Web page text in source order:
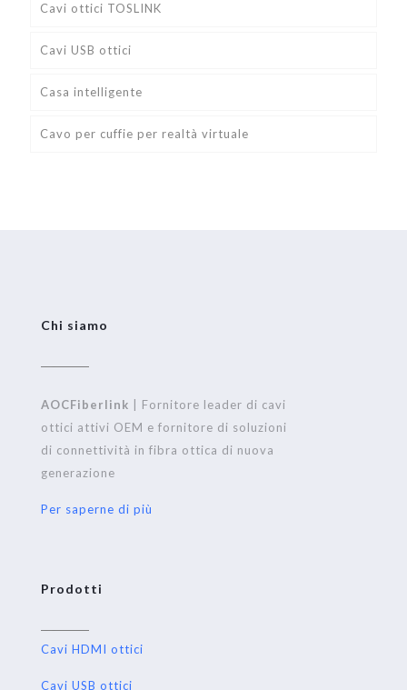
Cavi ottici TOSLINK
Cavi USB ottici
Casa intelligente
Cavo per cuffie per realtà virtuale
Chi siamo
AOCFiberlink | Fornitore leader di cavi
ottici attivi OEM e fornitore di soluzioni
di connettività in fibra ottica di nuova
generazione
Per saperne di più
Prodotti
Cavi HDMI ottici
Cavi USB ottici